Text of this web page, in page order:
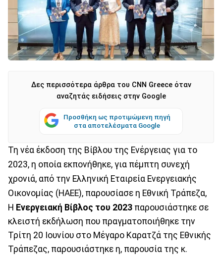
Δες περισσότερα άρθρα του CNN Greece όταν
αναζητάς ειδήσεις στην Google
Προσθήκη ως προτιμώμενη πηγή
στα αποτελέσματα Google
Τη νέα έκδοση της Βίβλου της Ενέργειας για το
2023, η οποία εκπονήθηκε, για πέμπτη συνεχή
χρονιά, από την Ελληνική Εταιρεία Ενεργειακής
Οικονομίας (HAEE), παρουσίασε η Εθνική Τράπεζα,
H Ενεργειακή Βίβλος του 2023 παρουσιάστηκε σε
κλειστή εκδήλωση που πραγματοποιήθηκε την
Τρίτη 20 Ιουνίου στο Μέγαρο Καρατζά της Εθνικής
Τράπεζας, παρουσιάστηκε η, παρουσία της κ.